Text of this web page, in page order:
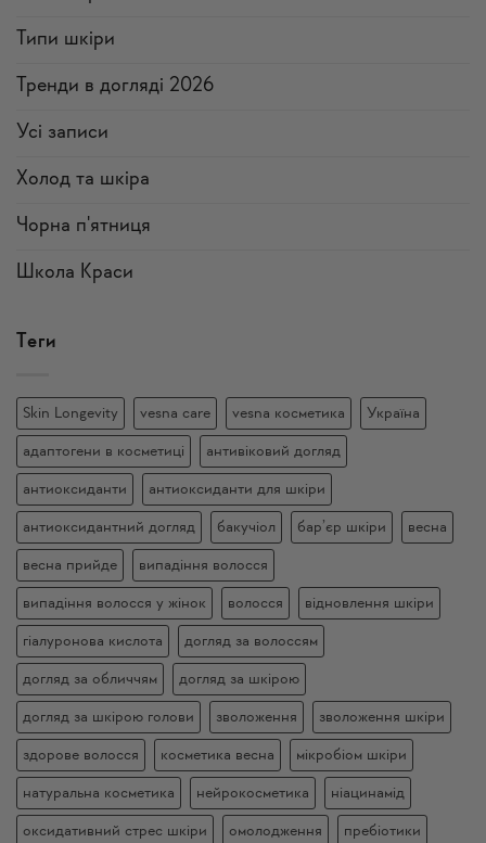
Типи шкіри
Тренди в догляді 2026
Усi записи
Холод та шкіра
Чорна п'ятниця
Школа Краси
Теги
Skin Longevity vesna care vesna косметика Україна
адаптогени в косметиці антивіковий догляд
антиоксиданти антиоксиданти для шкіри
антиоксидантний догляд бакучіол бар’єр шкіри весна
весна прийде випадіння волосся
випадіння волосся у жінок волосся відновлення шкіри
гіалуронова кислота догляд за волоссям
догляд за обличчям догляд за шкірою
догляд за шкірою голови зволоження зволоження шкіри
здорове волосся косметика весна мікробіом шкіри
натуральна косметика нейрокосметика ніацинамід
оксидативний стрес шкіри омолодження пребіотики